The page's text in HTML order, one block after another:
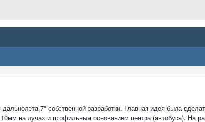
7" собственной разработки. Главная идея была
на лучах и профильным основанием центра (автобуса). На